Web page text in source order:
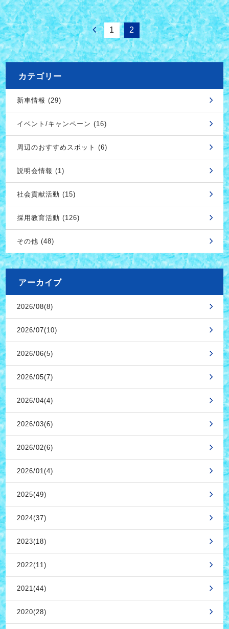
1 2
カテゴリー
新車情報 (29)
イベント/キャンペーン (16)
周辺のおすすめスポット (6)
説明会情報 (1)
社会貢献活動 (15)
採用教育活動 (126)
その他 (48)
アーカイブ
2026/08(8)
2026/07(10)
2026/06(5)
2026/05(7)
2026/04(4)
2026/03(6)
2026/02(6)
2026/01(4)
2025(49)
2024(37)
2023(18)
2022(11)
2021(44)
2020(28)